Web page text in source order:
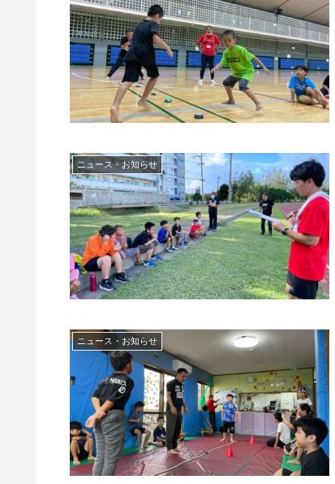
ニュース・お知らせ
ニュース・お知らせ